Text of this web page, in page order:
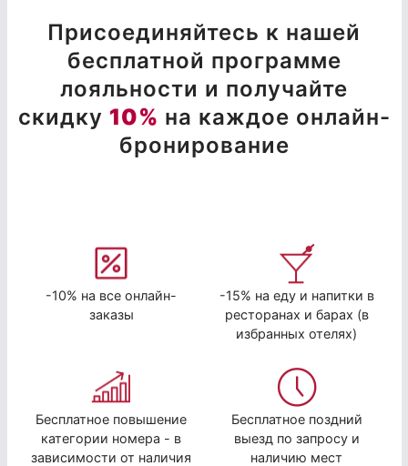
Присоединяйтесь к нашей
бесплатной программе
лояльности и получайте
скидку 10% на каждое онлайн-
бронирование
-10% на все онлайн-
заказы
-15% на еду и напитки в
ресторанах и барах (в
избранных отелях)
Бесплатное повышение
категории номера - в
зависимости от наличия
Бесплатное поздний
выезд по запросу и
наличию мест